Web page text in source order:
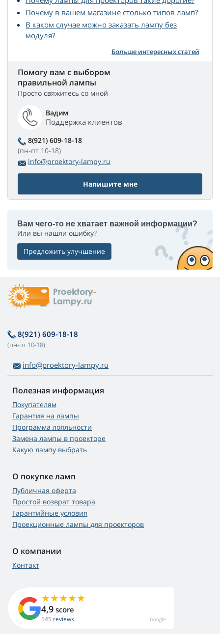
Почему в вашем магазине столько типов ламп?
В каком случае можно заказать лампу без
модуля?
Больше интересных статей
Помогу вам с выбором
правильной лампы
Просто свяжитесь со мной
Вадим
Поддержка клиентов
8(921) 609-18-18
(пн-пт 10-18)
info@proektory-lampy.ru
Напишите мне
Вам чего-то не хватает важной информации?
Или вы нашли ошибку?
Предложить улучшение
8(921) 609-18-18
(пн-пт 10-18)
info@proektory-lampy.ru
Полезная информация
Покупателям
Гарантия на лампы
Программа лояльности
Замена лампы в проекторе
Какую лампу выбрать
О покупке ламп
Публичная оферта
Простой возврат товара
Гарантийные условия
Проекционные лампы для проекторов
О компании
Контакт
4,9 score
545 reviews Google